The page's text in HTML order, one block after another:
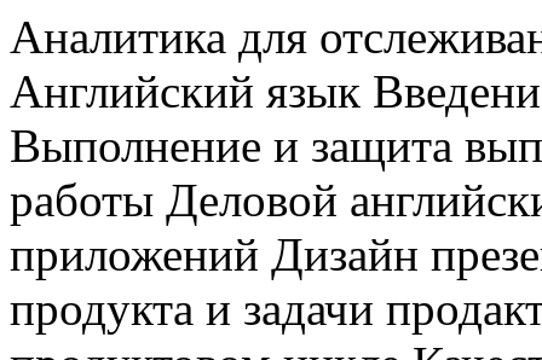
Аналитика для
Английский язык
Выполнение и защита
работы Деловой
приложений Дизайн
продукта и задачи